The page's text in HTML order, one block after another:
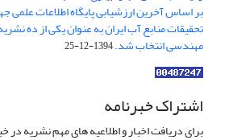
بر اساس آخرین ارزشیابی پایگاه اطلاعات علمی
تحقیقات منابع آب ایران به عنوان یکی از ده
مهندسی انتخاب شد.1394-12-25
اشتراک خبرنامه
برای دریافت اخبار و اطلاعیه های مهم نشریه